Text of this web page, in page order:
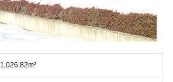
1,026.82m²